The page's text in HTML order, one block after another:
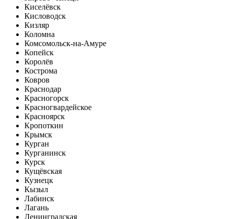
Киселёвск
Кисловодск
Кизляр
Коломна
Комсомольск-на-Амуре
Копейск
Королёв
Кострома
Ковров
Краснодар
Красногорск
Красногвардейское
Красноярск
Кропоткин
Крымск
Курган
Курганинск
Курск
Кущёвская
Кузнецк
Кызыл
Лабинск
Лагань
Ленинградская